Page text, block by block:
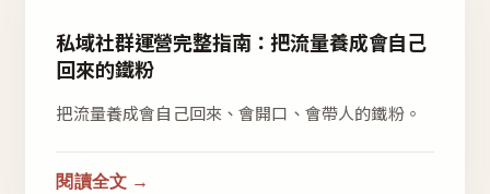
私域社群運營完整指南：把流量養成會自己
回來的鐵粉
把流量養成會自己回來、會開口、會帶人的鐵粉。
閱讀全文 →